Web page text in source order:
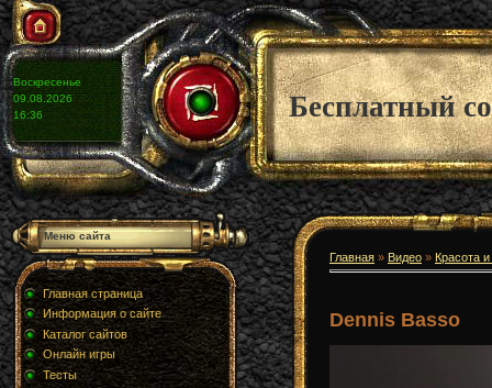
Воскресенье
09.08.2026
16:36
Бесплатный
Меню сайта
Главная страница
Информация о сайте
Каталог сайтов
Онлайн игры
Тесты
Главная » Видео » Красота
Dennis Basso